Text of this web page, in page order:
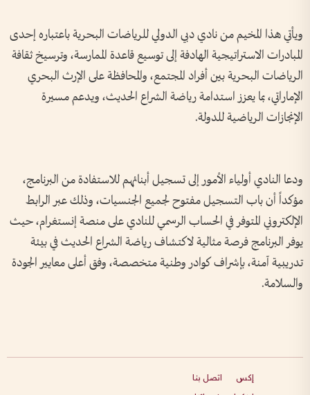
ويأتي هذا المخيم من نادي دبي الدولي للرياضات البحرية باعتباره إحدى
المبادرات الاستراتيجية الهادفة إلى توسيع قاعدة الممارسة، وترسيخ ثقافة
الرياضات البحرية بين أفراد المجتمع، والمحافظة على الإرث البحري
الإماراتي، بما يعزز استدامة رياضة الشراع الحديث، ويدعم مسيرة
الإنجازات الرياضية للدولة.
ودعا النادي أولياء الأمور إلى تسجيل أبنائهم للاستفادة من البرنامج،
مؤكداً أن باب التسجيل مفتوح لجميع الجنسيات، وذلك عبر الرابط
الإلكتروني المتوفر في الحساب الرسمي للنادي على منصة إنستغرام، حيث
يوفر البرنامج فرصة مثالية لاكتشاف رياضة الشراع الحديث في بيئة
تدريبية آمنة، بإشراف كوادر وطنية متخصصة، وفق أعلى معايير الجودة
والسلامة.
إكس
اتصل بنا